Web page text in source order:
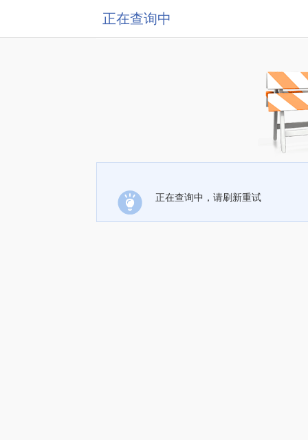
正在查询中
正在查询中，请刷新重试